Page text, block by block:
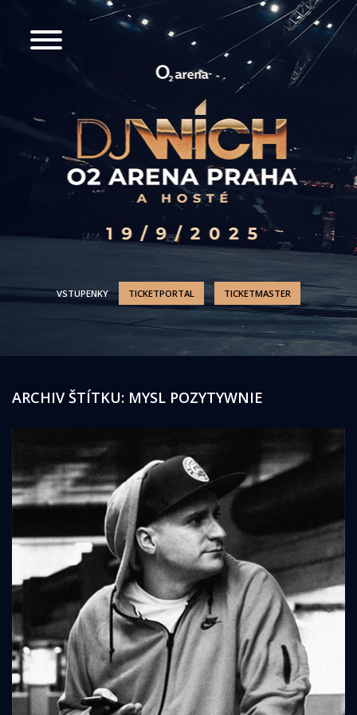
VSTUPENKY TICKETPORTAL TICKETMASTER
ARCHIV ŠTÍTKU: MYSL POZYTYWNIE